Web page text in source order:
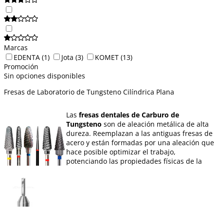
Marcas
EDENTA (1) Jota (3) KOMET (13)
Promoción
Sin opciones disponibles
Fresas de Laboratorio de Tungsteno Cilíndrica Plana
Las fresas dentales de Carburo de
Tungsteno son de aleación metálica de alta
dureza. Reemplazan a las antiguas fresas de
acero y están formadas por una aleación que
hace posible optimizar el trabajo,
potenciando las propiedades físicas de la